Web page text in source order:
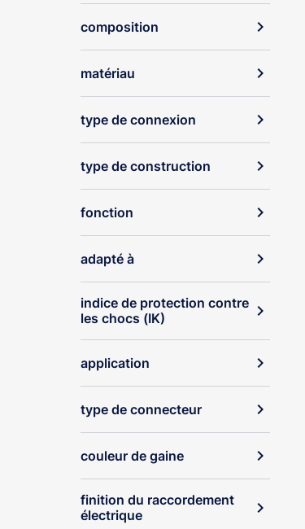
composition expand_more
matériau expand_more
type de connexion expand_more
type de construction expand_more
fonction expand_more
adapté à expand_more
indice de protection contre
les chocs (IK)
expand_more
application expand_more
type de connecteur expand_more
couleur de gaine expand_more
finition du raccordement
électrique
expand_more